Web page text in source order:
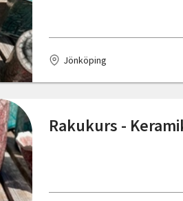
Jönköping
Rakukurs -